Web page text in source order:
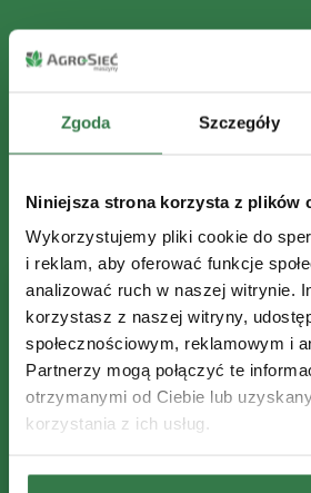
Zgoda Szczegóły
Niniejsza strona korzysta z plików
Wykorzystujemy pliki cookie do
i reklam, aby oferować funkcje
analizować ruch w naszej witrynie.
korzystasz z naszej witryny,
społecznościowym, reklamowym i
Partnerzy mogą połączyć te
otrzymanymi od Ciebie lub
korzystania z ich usług.